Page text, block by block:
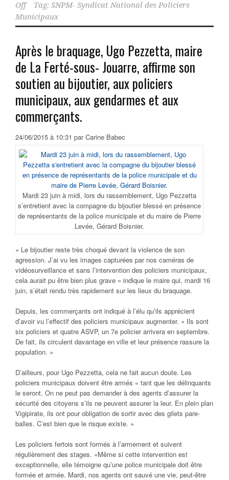
Off
Tag: SNPM- Syndicat National des Policiers
Municipaux
Après le braquage, Ugo Pezzetta, maire
de La Ferté-sous- Jouarre, affirme son
soutien au bijoutier, aux policiers
municipaux, aux gendarmes et aux
commerçants.
24/06/2015 à 10:31 par Carine Babec
Mardi 23 juin à midi, lors du rassemblement, Ugo Pezzetta
s’entretient avec la compagne du bijoutier blessé en présence
de représentants de la police municipale et du maire de Pierre
Levée, Gérard Boisnier.
« Le bijoutier reste très choqué devant la violence de son
agression. J’ai vu les images capturées par nos caméras de
vidéosurveillance et sans l’intervention des policiers municipaux,
cela aurait pu être bien plus grave » indique le maire qui, mardi 16
juin, s’était rendu très rapidement sur les lieux du braquage.
Depuis, les commerçants ont indiqué à l’élu qu’ils apprécient
d’avoir vu l’effectif des policiers municipaux augmenter. « Ils sont
six policiers et quatre ASVP, un 7e policier arrivera en septembre.
De fait, ils circulent davantage en ville et leur présence rassure la
population. »
D’ailleurs, pour Ugo Pezzetta, cela ne fait aucun doute. Les
policiers municipaux doivent être armés « tant que les délinquants
le seront. On ne peut pas demander à des agents d’assurer la
sécurité des citoyens s’ils ne peuvent assurer la leur. En plein plan
Vigipirate, ils ont pour obligation de sortir avec des gilets pare-
balles. C’est bien que le risque existe. »
Les policiers fertois sont formés à l’armement et suivent
régulièrement des stages. «Même si cette intervention est
exceptionnelle, elle témoigne qu’une police municipale doit être
formée et armée. Mardi, nos agents ont sauvé une vie, peut-être